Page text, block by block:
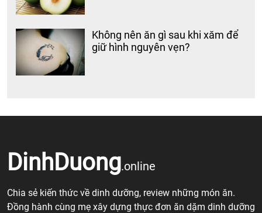
Không nên ăn gì sau khi xăm để
giữ hình nguyên vẹn?
DinhDuong.online
Chia sẻ kiến thức về dinh dưỡng, review những món ăn.
Đồng hành cùng mẹ xây dựng thực đơn ăn dặm dinh dưỡng